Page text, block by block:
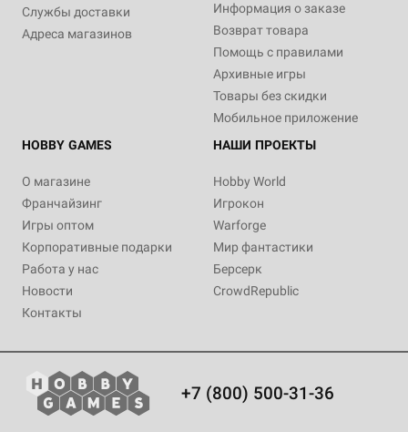
Службы доставки
Адреса магазинов
Информация о заказе
Возврат товара
Помощь с правилами
Архивные игры
Товары без скидки
Мобильное приложение
HOBBY GAMES
О магазине
Франчайзинг
Игры оптом
Корпоративные подарки
Работа у нас
Новости
Контакты
НАШИ ПРОЕКТЫ
Hobby World
Игрокон
Warforge
Мир фантастики
Берсерк
CrowdRepublic
+7 (800) 500-31-36